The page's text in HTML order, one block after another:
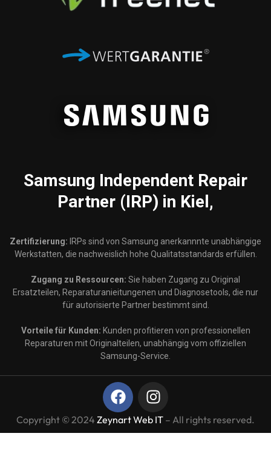
Samsung Independent Repair
Partner (IRP) in Kiel,
Zertifizierung: IRPs sind von Samsung anerkannnte unabhängige
Werkstatten, die nachweislich hohe Qualitatsstandards erfüllen.
Zugang zu Ressourcen: Sie haben Zugang zu Original
Ersatzteilen, Reparaturanieitungenen und Diagnosetools, die nur
für autorisierte Partner bestimmt sind.
Vorteile für Kunden: Kunden profitieren von professionellen
Reparaturen mit Originalteilen, unabhängig vom offiziellen
Samsung-Service.
Copyright © 2024 Zeynart Web IT – All rights reserved.